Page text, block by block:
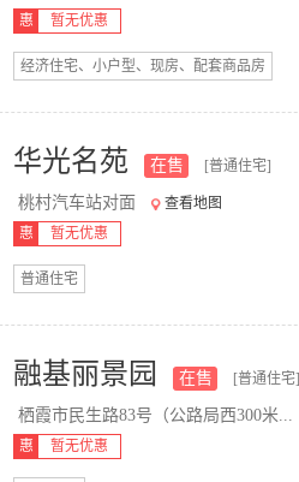
惠
暂无优惠
经济住宅、小户型、现房、配套商品房
华光名苑 在售 [普通住宅]
桃村汽车站对面
查看地图
惠
暂无优惠
普通住宅
融基丽景园 在售 [普通住宅]
栖霞市民生路83号（公路局西300米...
惠
暂无优惠